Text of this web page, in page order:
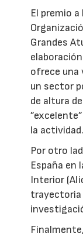
El premio a
Grandes
ofrece una
un sector
de altura
la actividad.
Por otro
España en
Interior
trayectoria